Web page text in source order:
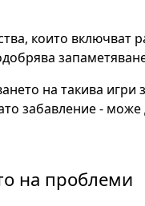
които
на такива
забавление -
на проблеми